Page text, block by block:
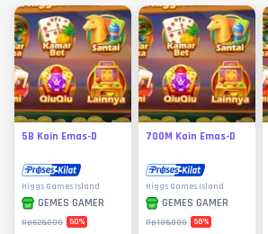
5B Koin Emas-D
Higgs Games Island
GEMES GAMER
Rp625.000 50%
700M Koin Emas-D
Higgs Games Island
GEMES GAMER
Rp105.000 58%